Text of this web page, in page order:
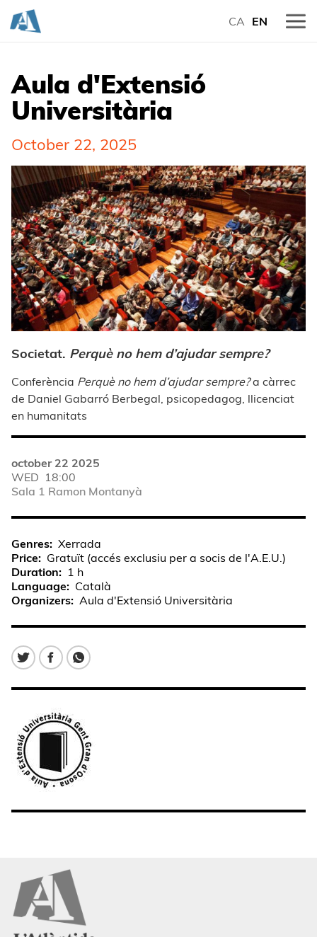
CA EN
Aula d'Extensió
Universitària
October 22, 2025
Societat. Perquè no hem d’ajudar sempre?
Conferència Perquè no hem d’ajudar sempre?a càrrec
de Daniel Gabarró Berbegal, psicopedagog, llicenciat
en humanitats
october 22 2025
WED 18:00
Sala 1 Ramon Montanyà
Genres Xerrada
Price
Gratuït (accés exclusiu per a socis de l'A.E.U.)
Duration
1 h
Language
Català
Organizers
Aula d'Extensió Universitària